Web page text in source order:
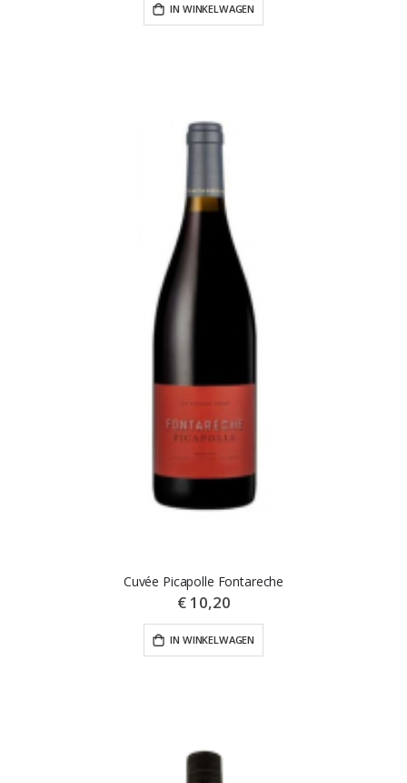
IN WINKELWAGEN
Cuvée Picapolle Fontareche
€ 10,20
IN WINKELWAGEN